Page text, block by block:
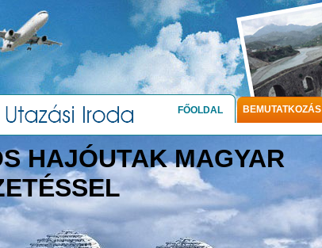
FŐOLDAL BEMUTATKOZÁS
HAJÓUTAK MAGYAR